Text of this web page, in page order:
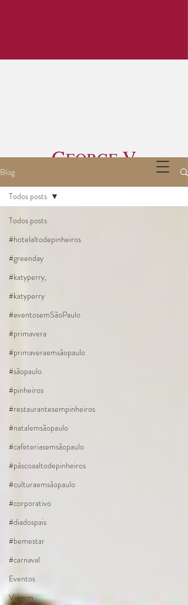
Blog
Todos posts
#hotelaltodepinheiros
#greenday
#katyperry,
#katyperry
#eventosemSãoPaulo
#primavera
#primaveraemsãopaulo
#sãopaulo
#pinheiros
#restaurantesempinheiros
#natalemsãopaulo
#cafeteriasemsãopaulo
#páscoaaltodepinheiros
#culturaemsãopaulo
#corporativo
#diadospais
#bemestar
#carnaval
Eventos
Viagem
Todos posts